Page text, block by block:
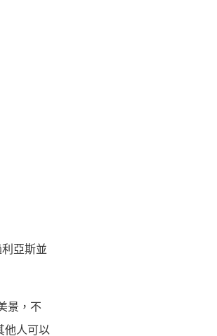
亞斯並
景，不
他人可以